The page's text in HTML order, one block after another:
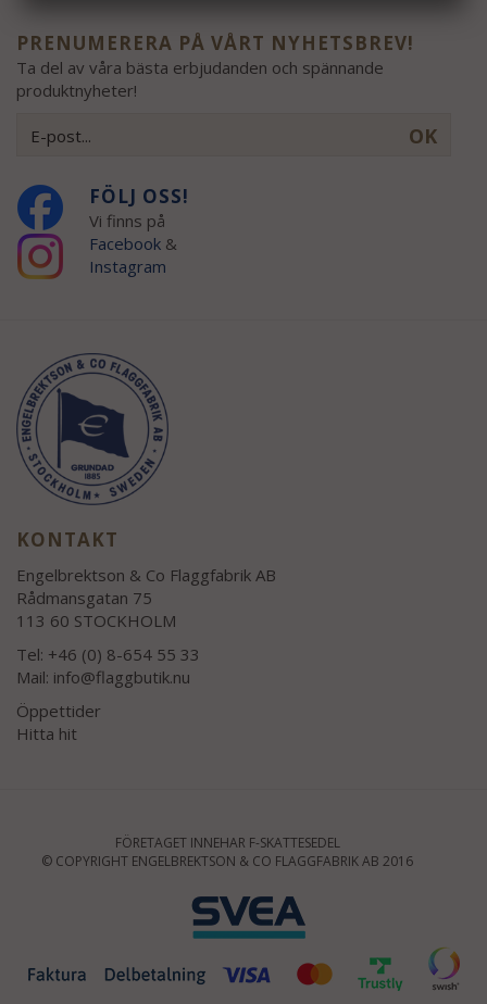
PRENUMERERA PÅ VÅRT NYHETSBREV!
Ta del av våra bästa erbjudanden och spännande
produktnyheter!
OK
FÖLJ OSS!
Vi finns på
Facebook&
Instagram
KONTAKT
Engelbrektson & Co Flaggfabrik AB
Rådmansgatan 75
113 60 STOCKHOLM
Tel: +46 (0) 8-654 55 33
Mail: info@flaggbutik.nu
Öppettider
Hitta hit
FÖRETAGET INNEHAR F-SKATTESEDEL
© COPYRIGHT ENGELBREKTSON & CO FLAGGFABRIK AB 2016